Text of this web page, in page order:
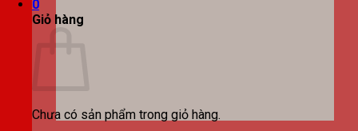
0
Giỏ hàng
Chưa có sản phẩm trong giỏ hàng.